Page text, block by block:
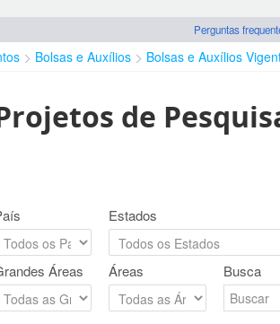
Perguntas
Bolsas e Auxílios Bolsas e Auxílios
de
Estados
Áreas Áreas Busca